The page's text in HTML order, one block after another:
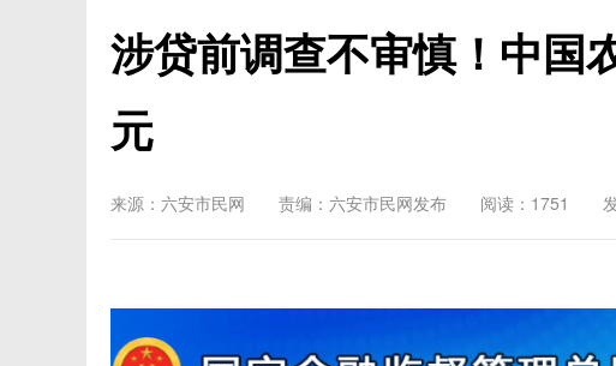
涉贷前调查不审慎！中国
元
来源：六安市民网 责编：六安市民网发布 阅读：1751